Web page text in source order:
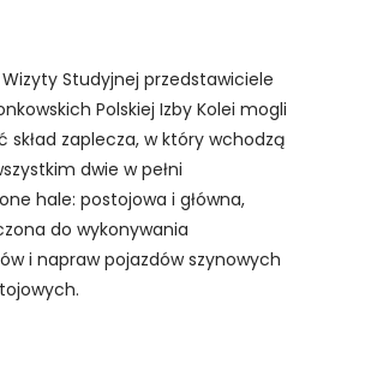
Studyjnej przedstawiciele
Polskiej Izby Kolei mogli
skład zaplecza, w który wchodzą
dwie w pełni
hale: postojowa i główna,
do wykonywania
i napraw pojazdów szynowych